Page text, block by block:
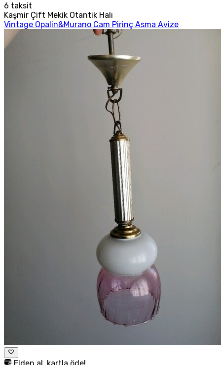
6 taksit
Kaşmir Çift Mekik Otantik Halı
Vintage Opalin&Murano Cam Pirinç Asma Avize